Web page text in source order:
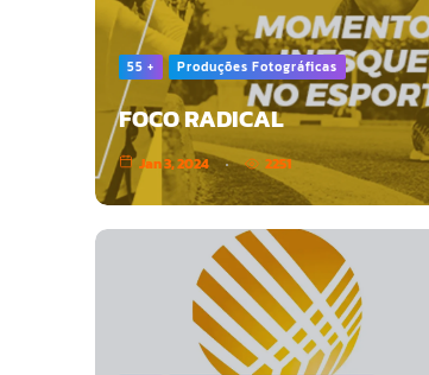
55 + Produções Fotográficas
FOCO RADICAL
Jan 3, 2024 2251